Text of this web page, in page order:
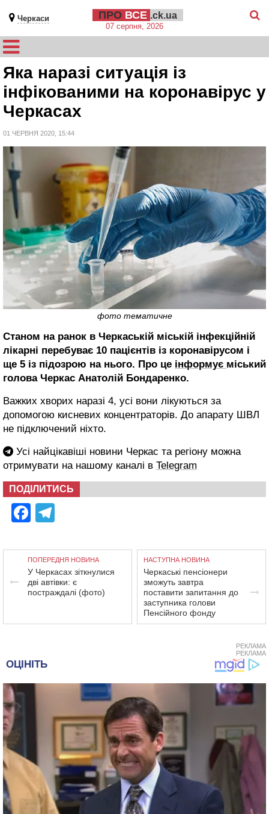
Черкаси ПРО ВСЕ .ck.ua
07 серпня, 2026
Яка наразі ситуація із
інфікованими на коронавірус у
Черкасах
01 ЧЕРВНЯ 2020, 15:44
фото тематичне
Станом на ранок в Черкаській міській інфекційній
лікарні перебуває 10 пацієнтів із коронавірусом і
ще 5 із підозрою на нього. Про це інформує міський
голова Черкас Анатолій Бондаренко.
Важких хворих наразі 4, усі вони лікуються за
допомогою кисневих концентраторів. До апарату ШВЛ
не підключений ніхто.
Усі найцікавіші новини Черкас та регіону можна
отримувати на нашому каналі в Telegram
ПОДІЛИТИСЬ
Facebook
ПОПЕРЕДНЯ НОВИНА
У Черкасах зіткнулися
дві автівки: є
постраждалі (фото)
НАСТУПНА НОВИНА
Черкаські пенсіонери
зможуть завтра
поставити запитання до
заступника голови
Пенсійного фонду
РЕКЛАМА
РЕКЛАМА